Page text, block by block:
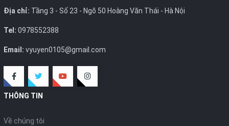
Địa chỉ: Tầng 3 - Số 23 - Ngõ 50 Hoàng Văn Thái - Hà Nội
Tel: 0978552388
Email: vyuyen0105@gmail.com
THÔNG TIN
Về chúng tôi